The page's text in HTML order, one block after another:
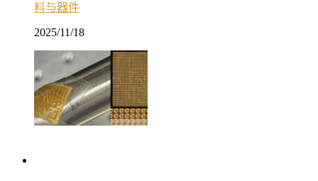
料与器件
2025/11/18